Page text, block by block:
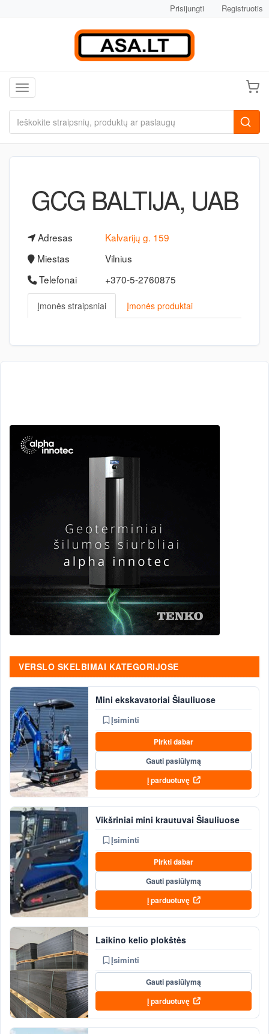
Prisijungti Registruotis
Toggle navigation
GCG BALTIJA, UAB
Adresas
Kalvarijų g. 159
Miestas
Vilnius
Telefonai
+370-5-2760875
Įmonės straipsniai Įmonės produktai
VERSLO SKELBIMAI KATEGORIJOSE
Mini ekskavatoriai Šiauliuose
Įsiminti
Pirkti dabar
Gauti pasiūlymą
Į parduotuvę
Vikšriniai mini krautuvai Šiauliuose
Įsiminti
Pirkti dabar
Gauti pasiūlymą
Į parduotuvę
Laikino kelio plokštės
Įsiminti
Gauti pasiūlymą
Į parduotuvę